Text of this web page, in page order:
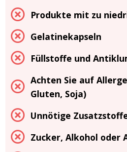
Produkte mit zu
Gelatinekapseln
Füllstoffe und
Achten Sie auf
Gluten, Soja)
Unnötige
Zucker, Alkohol oder